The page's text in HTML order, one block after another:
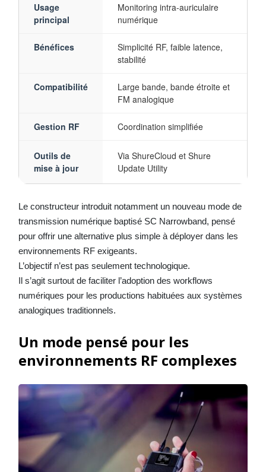
Usage
principal
Monitoring intra-auriculaire
numérique
Bénéfices
Simplicité RF, faible latence,
stabilité
Compatibilité
Large bande, bande étroite et
FM analogique
Gestion RF Coordination simplifiée
Outils de
mise à jour
Via ShureCloud et Shure
Update Utility
Le constructeur introduit notamment un nouveau mode de
transmission numérique baptisé SC Narrowband, pensé
pour offrir une alternative plus simple à déployer dans les
environnements RF exigeants.
L’objectif n’est pas seulement technologique.
Il s’agit surtout de faciliter l’adoption des workflows
numériques pour les productions habituées aux systèmes
analogiques traditionnels.
Un mode pensé pour les
environnements RF complexes